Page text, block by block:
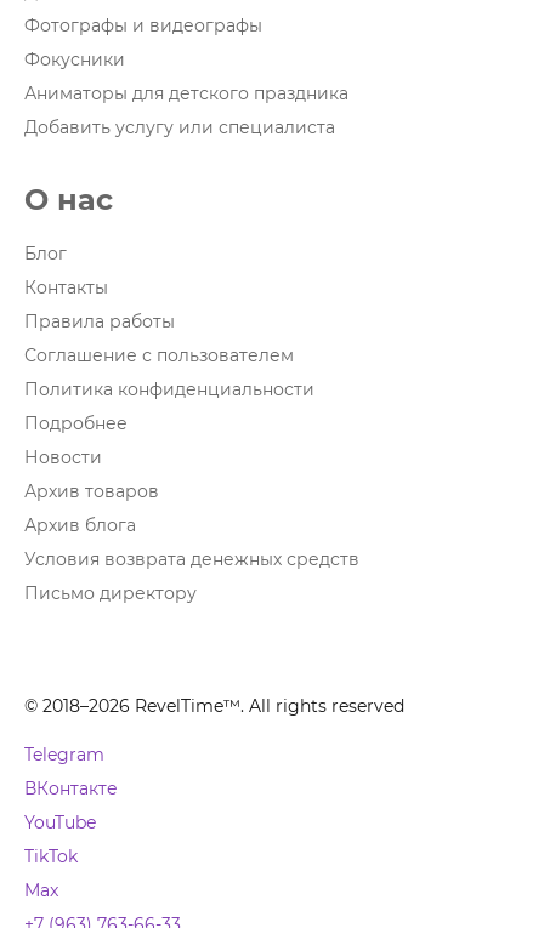
Фотографы и видеографы
Фокусники
Аниматоры для детского праздника
Добавить услугу или специалиста
О нас
Блог
Контакты
Правила работы
Соглашение с пользователем
Политика конфиденциальности
Подробнее
Новости
Архив товаров
Архив блога
Условия возврата денежных средств
Письмо директору
© 2018–2026 RevelTime™. All rights reserved
Telegram
ВКонтакте
YouTube
TikTok
Max